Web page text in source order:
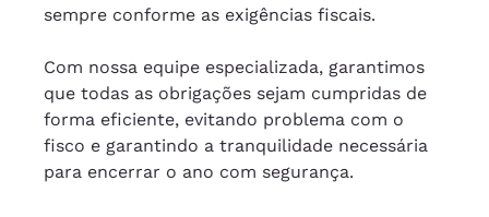
sempre conforme as exigências fiscais.
Com nossa equipe especializada, garantimos
que todas as obrigações sejam cumpridas de
forma eficiente, evitando problema com o
fisco e garantindo a tranquilidade necessária
para encerrar o ano com segurança.